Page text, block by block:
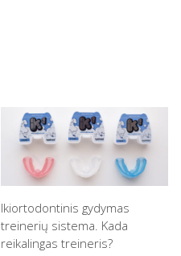
Ikiortodontinis gydymas
treinerių sistema. Kada
reikalingas treineris?